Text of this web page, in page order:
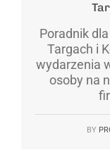
Poradnik
Targach i
wydarzenia
osoby na
BY